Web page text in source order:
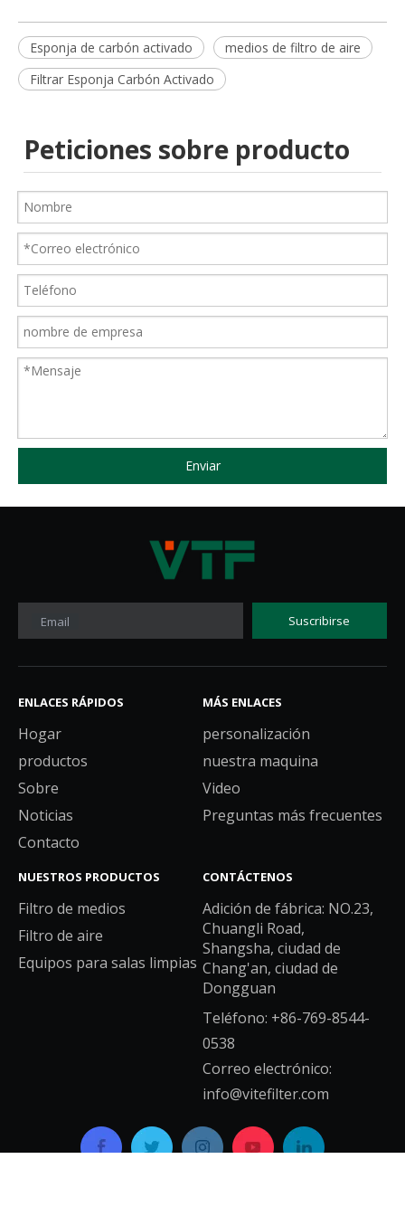
Esponja de carbón activado
medios de filtro de aire
Filtrar Esponja Carbón Activado
Peticiones sobre producto
Enviar
Email Suscribirse
ENLACES RÁPIDOS
Hogar
productos
Sobre
Noticias
Contacto
MÁS ENLACES
personalización
nuestra maquina
Video
Preguntas más frecuentes
NUESTROS PRODUCTOS
Filtro de medios
Filtro de aire
Equipos para salas limpias
CONTÁCTENOS
Adición de fábrica: NO.23,
Chuangli Road,
Shangsha, ciudad de
Chang'an, ciudad de
Dongguan
Teléfono: +86-769-8544-
0538
Correo electrónico:
info@vitefilter.com